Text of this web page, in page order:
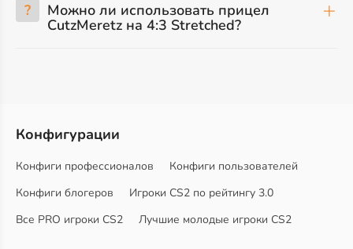
? Можно ли использовать прицел
CutzMeretz на 4:3 Stretched?
Конфигурации
Конфиги профессионалов
Конфиги пользователей
Конфиги блогеров
Игроки CS2 по рейтингу 3.0
Все PRO игроки CS2
Лучшие молодые игроки CS2